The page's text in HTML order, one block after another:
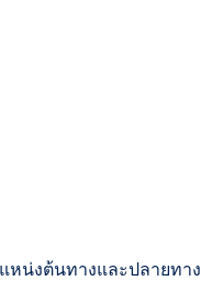
น่งต้นทางและปลายทา